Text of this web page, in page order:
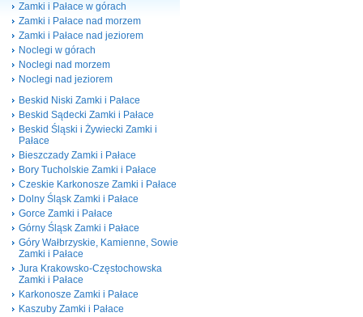
Zamki i Pałace w górach
Zamki i Pałace nad morzem
Zamki i Pałace nad jeziorem
Noclegi w górach
Noclegi nad morzem
Noclegi nad jeziorem
Beskid Niski Zamki i Pałace
Beskid Sądecki Zamki i Pałace
Beskid Śląski i Żywiecki Zamki i
Pałace
Bieszczady Zamki i Pałace
Bory Tucholskie Zamki i Pałace
Czeskie Karkonosze Zamki i Pałace
Dolny Śląsk Zamki i Pałace
Gorce Zamki i Pałace
Górny Śląsk Zamki i Pałace
Góry Wałbrzyskie, Kamienne, Sowie
Zamki i Pałace
Jura Krakowsko-Częstochowska
Zamki i Pałace
Karkonosze Zamki i Pałace
Kaszuby Zamki i Pałace